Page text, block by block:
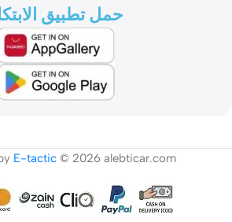
حمل تطبيق
E-tactic© 2026 alebticar.com